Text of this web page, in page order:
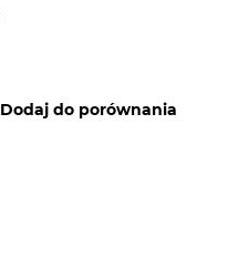
Dodaj do porównania